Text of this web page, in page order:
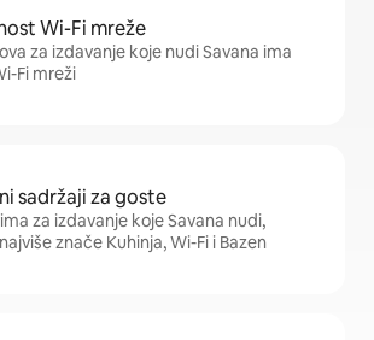
Wi-Fi mreže
za izdavanje koje nudi Savana ima
Fi mreži
sadržaji za goste
za izdavanje koje Savana nudi,
znače Kuhinja, Wi-Fi i Bazen